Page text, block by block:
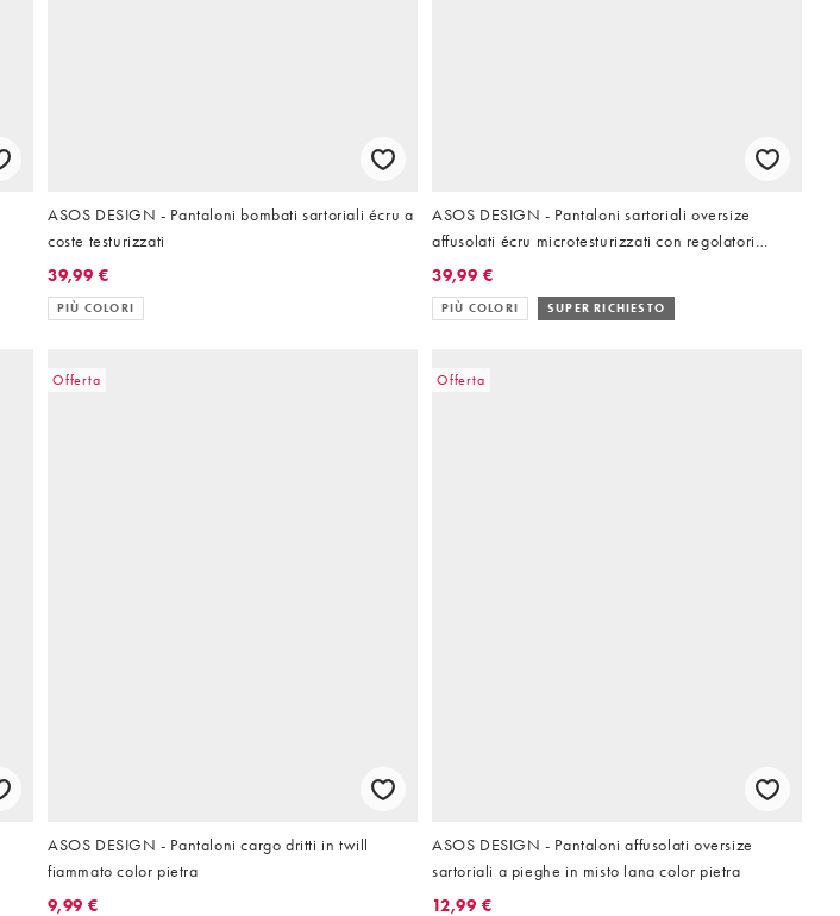
ASOS DESIGN - Pantaloni bombati sartoriali écru a
coste testurizzati
39,99 €
PIÙ COLORI
ASOS DESIGN - Pantaloni sartoriali oversize
affusolati écru microtesturizzati con regolatori
laterali
39,99 €
PIÙ COLORI SUPER RICHIESTO
Offerta
ASOS DESIGN - Pantaloni cargo dritti in twill
fiammato color pietra
9,99 €
Offerta
ASOS DESIGN - Pantaloni affusolati oversize
sartoriali a pieghe in misto lana color pietra
12,99 €